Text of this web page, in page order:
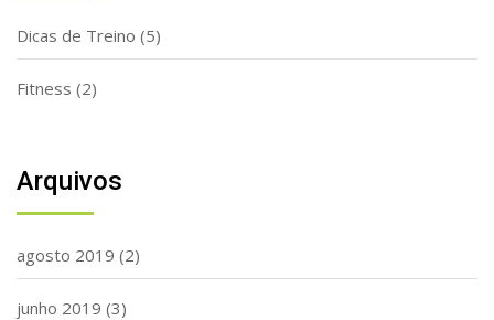
Dicas de Treino (5)
Fitness (2)
Arquivos
agosto 2019 (2)
junho 2019 (3)